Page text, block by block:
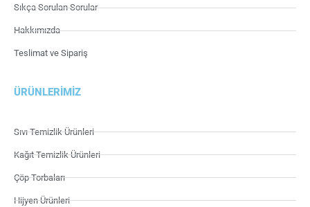
Sıkça Sorulan Sorular
Hakkımızda
Teslimat ve Sipariş
ÜRÜNLERIMIZ
Sıvı Temizlik Ürünleri
Kağıt Temizlik Ürünleri
Çöp Torbaları
Hijyen Ürünleri